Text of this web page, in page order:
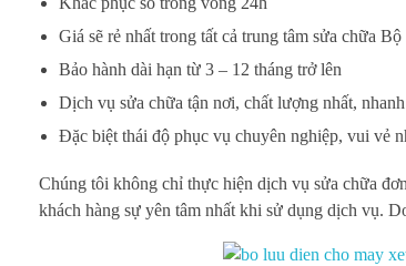
Giá sẽ rẻ nhất trong tất cả trung tâm sửa chữa
Bảo hành dài hạn từ 3 – 12 tháng trở lên
Dịch vụ sửa chữa tận nơi, chất lượng nhất,
Đặc biệt thái độ phục vụ chuyên nghiệp, vui vẻ
Chúng tôi không chỉ thực hiện dịch vụ sửa chữa
khách hàng sự yên tâm nhất khi sử dụng dịch vụ.